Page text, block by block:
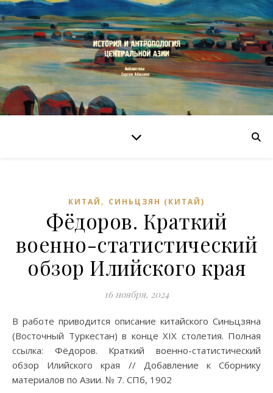
КИТАЙ , СИНЬЦЗЯН (КИТАЙ)
Фёдоров. Краткий
военно-статистический
обзор Илийского края
16 ноября, 2024
В работе приводится описание китайского Синьцзяна
(Восточный Туркестан) в конце XIX столетия. Полная
ссылка: Фёдоров. Краткий военно-статистический
обзор Илийского края // Добавление к Сборнику
материалов по Азии. № 7. СПб, 1902